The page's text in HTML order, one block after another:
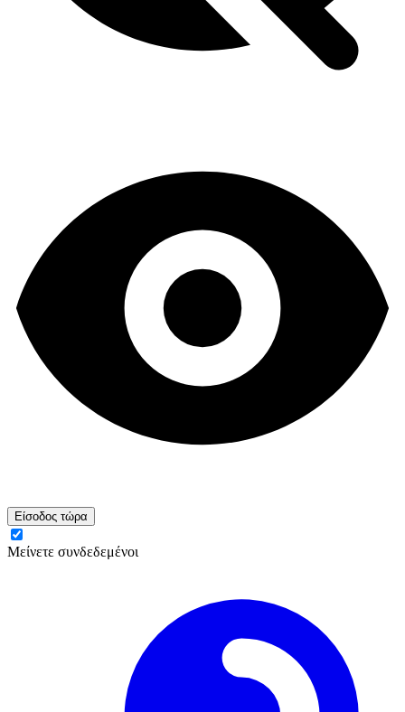
Είσοδος τώρα
Μείνετε συνδεδεμένοι